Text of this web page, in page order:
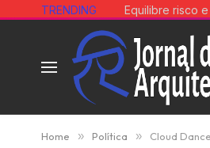
TRENDING
Home » Política » Cloud